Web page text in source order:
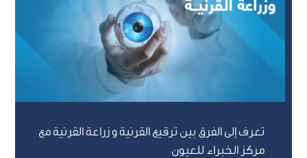
تعرف إلى الفرق بين ترقيع القرنية و زراعة القرنية مع
مركز الخبراء للعيون